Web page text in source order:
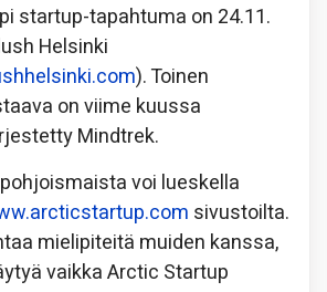
startup-tapahtuma on 24.11.
Helsinki
). Toinen
on viime kuussa
Mindtrek.
voi lueskella
sivustoilta.
mielipiteitä muiden kanssa,
vaikka Arctic Startup